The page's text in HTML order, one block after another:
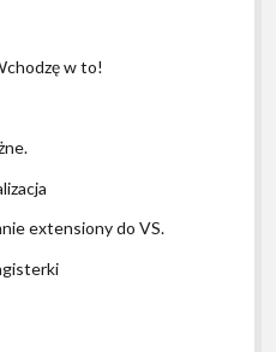
w to!
extensiony do VS.